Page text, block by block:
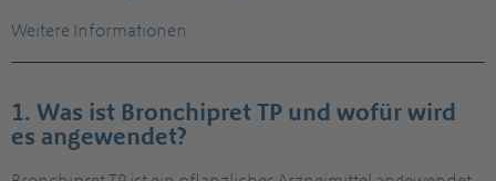
Weitere Informationen
1. Was ist Bronchipret TP und wofür wird
es angewendet?